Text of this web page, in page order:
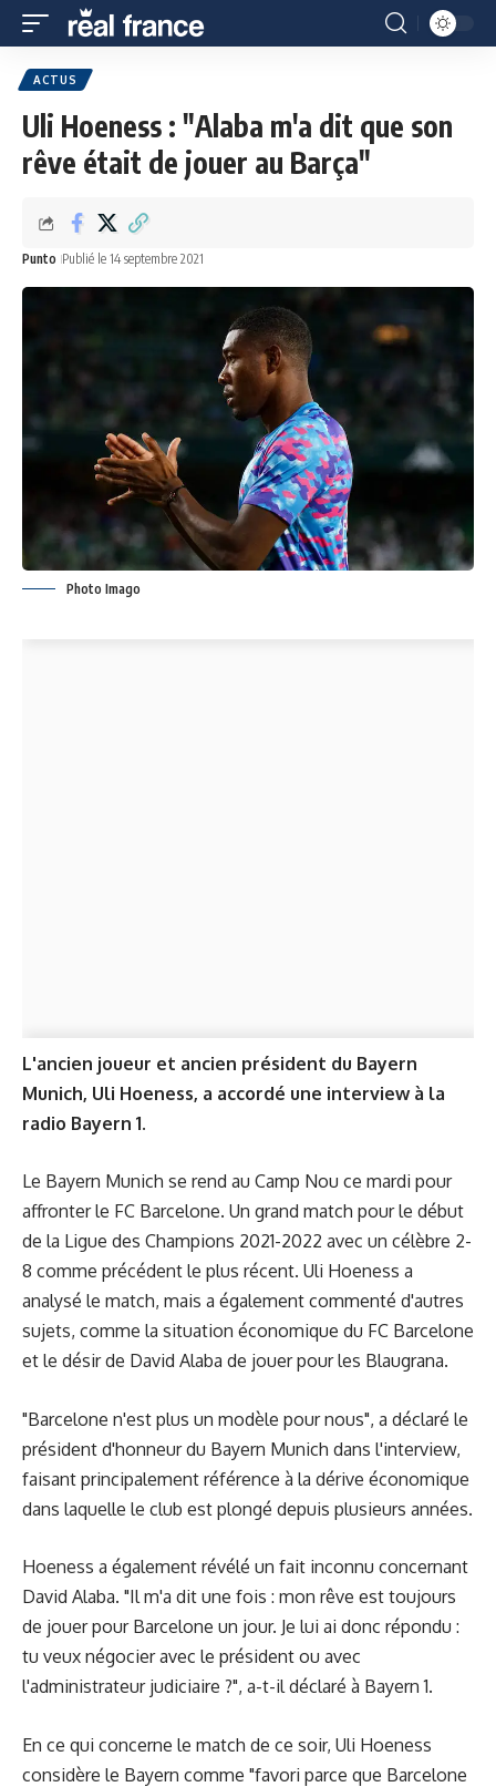
ACTUS
Uli Hoeness : "Alaba m'a dit que son
rêve était de jouer au Barça"
Punto Publié le 14 septembre 2021
Photo Imago
L'ancien joueur et ancien président du Bayern
Munich, Uli Hoeness, a accordé une interview à la
radio Bayern 1.
Le Bayern Munich se rend au Camp Nou ce mardi pour
affronter le FC Barcelone. Un grand match pour le début
de la Ligue des Champions 2021-2022 avec un célèbre 2-
8 comme précédent le plus récent. Uli Hoeness a
analysé le match, mais a également commenté d'autres
sujets, comme la situation économique du FC Barcelone
et le désir de David Alaba de jouer pour les Blaugrana.
"Barcelone n'est plus un modèle pour nous", a déclaré le
président d'honneur du Bayern Munich dans l'interview,
faisant principalement référence à la dérive économique
dans laquelle le club est plongé depuis plusieurs années.
Hoeness a également révélé un fait inconnu concernant
David Alaba. "Il m'a dit une fois : mon rêve est toujours
de jouer pour Barcelone un jour. Je lui ai donc répondu :
tu veux négocier avec le président ou avec
l'administrateur judiciaire ?", a-t-il déclaré à Bayern 1.
En ce qui concerne le match de ce soir, Uli Hoeness
considère le Bayern comme "favori parce que Barcelone